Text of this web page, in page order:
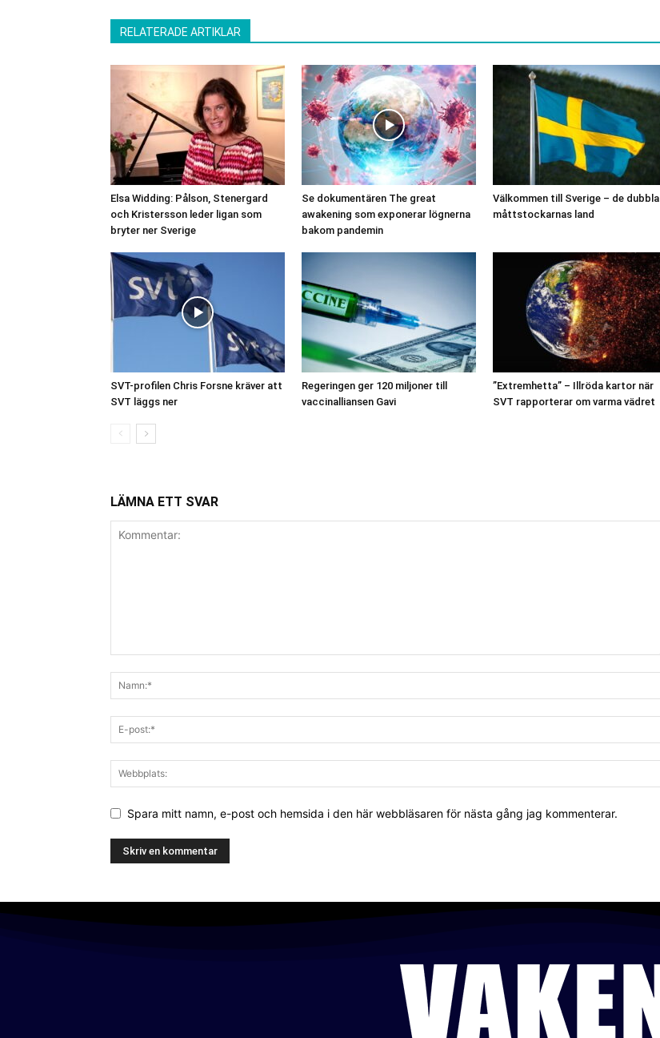
RELATERADE ARTIKLAR
Elsa Widding: Pålson, Stenergard
och Kristersson leder ligan som
bryter ner Sverige
Se dokumentären The great
awakening som exponerar lögnerna
bakom pandemin
Välkommen till Sverige – de dubbla
måttstockarnas land
SVT-profilen Chris Forsne kräver att
SVT läggs ner
Regeringen ger 120 miljoner till
vaccinalliansen Gavi
”Extremhetta” – Illröda kartor när
SVT rapporterar om varma vädret
LÄMNA ETT SVAR
Spara mitt namn, e-post och hemsida i den här webbläsaren för nästa gång jag kommenterar.